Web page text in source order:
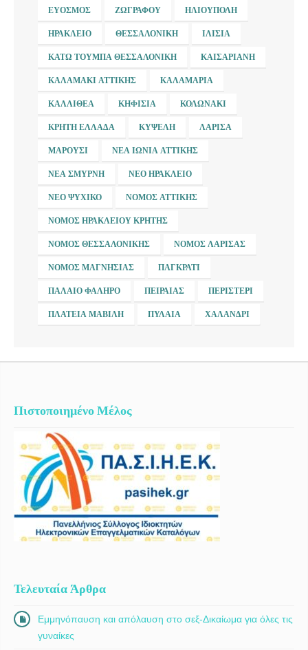
ΕΎΟΣΜΟΣ ΖΩΓΡΆΦΟΥ ΗΛΙΟΎΠΟΛΗ
ΗΡΆΚΛΕΙΟ ΘΕΣΣΑΛΟΝΊΚΗ ΙΛΊΣΙΑ
ΚΆΤΩ ΤΟΎΜΠΑ ΘΕΣΣΑΛΟΝΊΚΗ ΚΑΙΣΑΡΙΑΝΉ
ΚΑΛΑΜΆΚΙ ΑΤΤΙΚΉΣ ΚΑΛΑΜΑΡΙΆ
ΚΑΛΛΙΘΈΑ ΚΗΦΙΣΙΆ ΚΟΛΩΝΆΚΙ
ΚΡΉΤΗ ΕΛΛΆΔΑ ΚΥΨΈΛΗ ΛΆΡΙΣΑ
ΜΑΡΟΎΣΙ ΝΈΑ ΙΩΝΊΑ ΑΤΤΙΚΉΣ
ΝΈΑ ΣΜΎΡΝΗ ΝΈΟ ΗΡΆΚΛΕΙΟ
ΝΈΟ ΨΥΧΙΚΌ ΝΟΜΌΣ ΑΤΤΙΚΉΣ
ΝΟΜΌΣ ΗΡΑΚΛΕΊΟΥ ΚΡΉΤΗΣ
ΝΟΜΌΣ ΘΕΣΣΑΛΟΝΊΚΗΣ ΝΟΜΌΣ ΛΆΡΙΣΑΣ
ΝΟΜΌΣ ΜΑΓΝΗΣΊΑΣ ΠΑΓΚΡΆΤΙ
ΠΑΛΑΙΌ ΦΆΛΗΡΟ ΠΕΙΡΑΙΆΣ ΠΕΡΙΣΤΈΡΙ
ΠΛΑΤΕΊΑ ΜΑΒΊΛΗ ΠΥΛΑΊΑ ΧΑΛΆΝΔΡΙ
Πιστοποιημένο Μέλος
Τελευταία Άρθρα
Εμμηνόπαυση και απόλαυση στο σεξ-Δικαίωμα για όλες τις
γυναίκες